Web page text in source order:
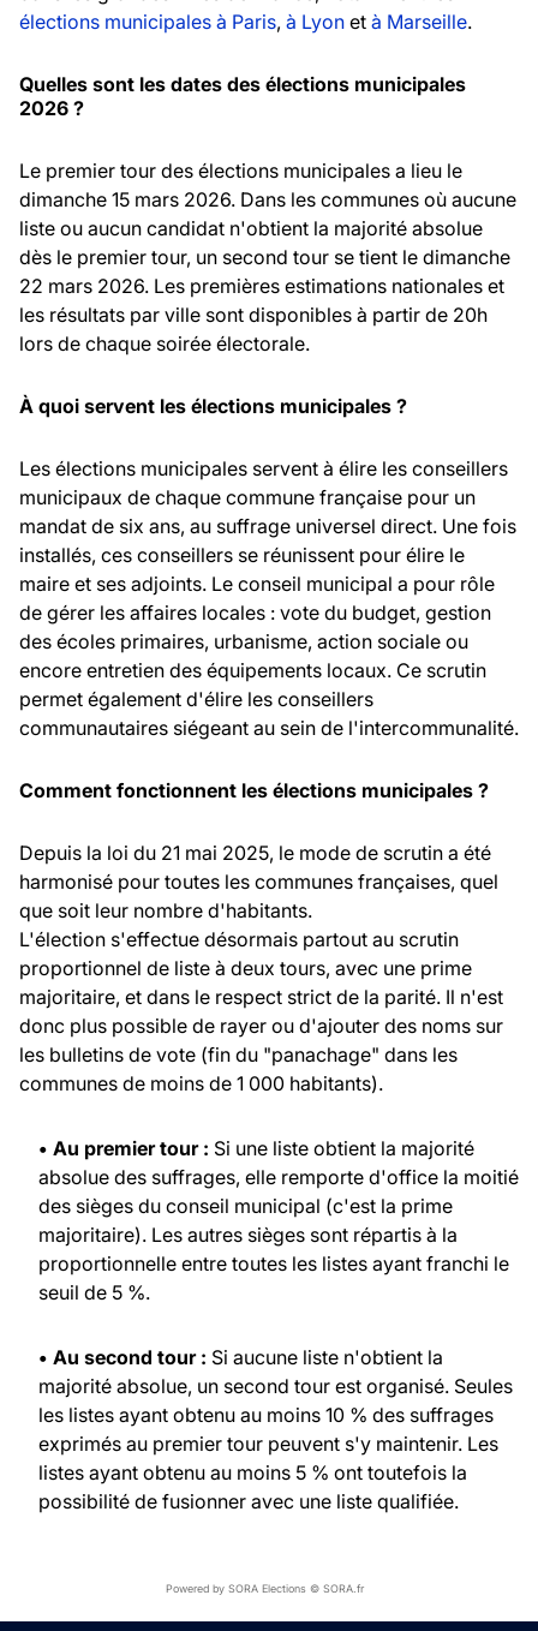
élections municipales à Paris, à Lyon et à Marseille.
Quelles sont les dates des élections municipales
2026 ?
Le premier tour des élections municipales a lieu le
dimanche 15 mars 2026. Dans les communes où aucune
liste ou aucun candidat n'obtient la majorité absolue
dès le premier tour, un second tour se tient le dimanche
22 mars 2026. Les premières estimations nationales et
les résultats par ville sont disponibles à partir de 20h
lors de chaque soirée électorale.
À quoi servent les élections municipales ?
Les élections municipales servent à élire les conseillers
municipaux de chaque commune française pour un
mandat de six ans, au suffrage universel direct. Une fois
installés, ces conseillers se réunissent pour élire le
maire et ses adjoints. Le conseil municipal a pour rôle
de gérer les affaires locales : vote du budget, gestion
des écoles primaires, urbanisme, action sociale ou
encore entretien des équipements locaux. Ce scrutin
permet également d'élire les conseillers
communautaires siégeant au sein de l'intercommunalité.
Comment fonctionnent les élections municipales ?
Depuis la loi du 21 mai 2025, le mode de scrutin a été
harmonisé pour toutes les communes françaises, quel
que soit leur nombre d'habitants.
L'élection s'effectue désormais partout au scrutin
proportionnel de liste à deux tours, avec une prime
majoritaire, et dans le respect strict de la parité. Il n'est
donc plus possible de rayer ou d'ajouter des noms sur
les bulletins de vote (fin du "panachage" dans les
communes de moins de 1 000 habitants).
• Au premier tour : Si une liste obtient la majorité
absolue des suffrages, elle remporte d'office la moitié
des sièges du conseil municipal (c'est la prime
majoritaire). Les autres sièges sont répartis à la
proportionnelle entre toutes les listes ayant franchi le
seuil de 5 %.
• Au second tour : Si aucune liste n'obtient la
majorité absolue, un second tour est organisé. Seules
les listes ayant obtenu au moins 10 % des suffrages
exprimés au premier tour peuvent s'y maintenir. Les
listes ayant obtenu au moins 5 % ont toutefois la
possibilité de fusionner avec une liste qualifiée.
Powered by SORA Elections © SORA.fr